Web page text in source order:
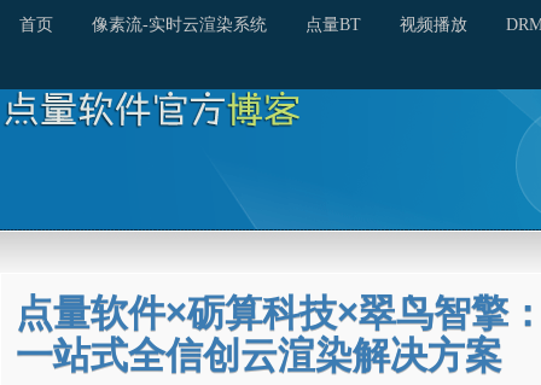
首页 像素流-实时云渲染系统 点量BT 视频播放
点量软件×砺算科技×翠鸟智擎
一站式全信创云渲染解决方案